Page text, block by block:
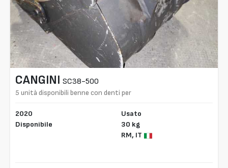
CANGINI SC38-500
5 unità disponibili benne con denti per
2020
Disponibile
Usato
30 kg
RM, IT